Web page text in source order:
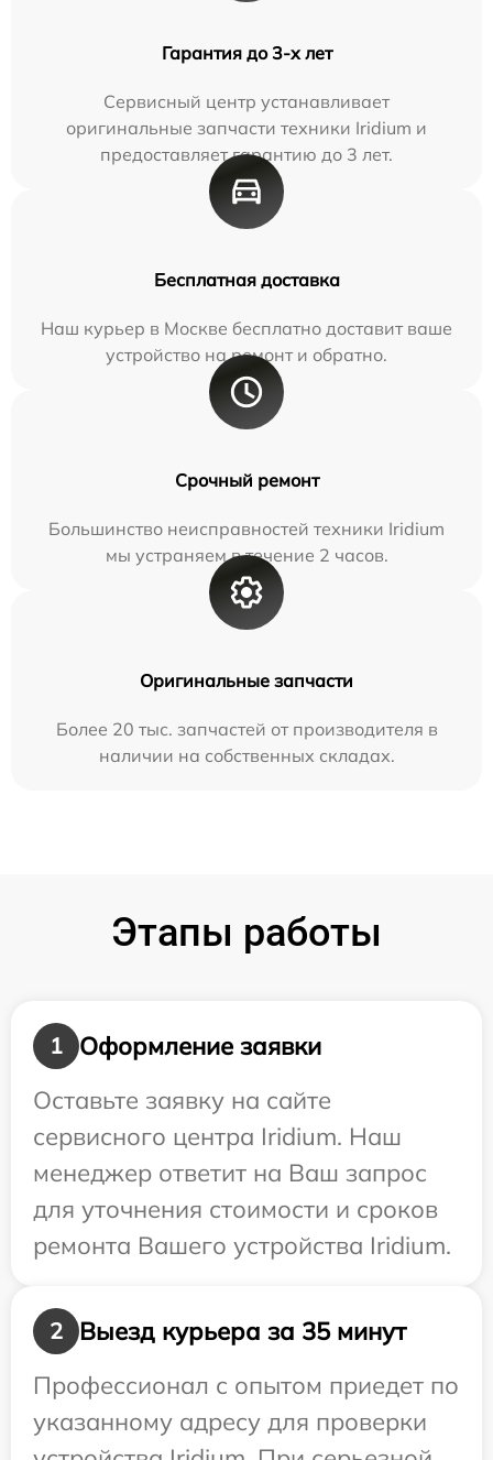
Гарантия до 3-х лет
Сервисный центр устанавливает
оригинальные запчасти техники Iridium и
предоставляет гарантию до 3 лет.
Бесплатная доставка
Наш курьер в Москве бесплатно доставит ваше
устройство на ремонт и обратно.
Срочный ремонт
Большинство неисправностей техники Iridium
мы устраняем в течение 2 часов.
Оригинальные запчасти
Более 20 тыс. запчастей от производителя в
наличии на собственных складах.
Этапы работы
1
Оформление заявки
Оставьте заявку на сайте
сервисного центра Iridium. Наш
менеджер ответит на Ваш запрос
для уточнения стоимости и сроков
ремонта Вашего устройства Iridium.
2
Выезд курьера за 35 минут
Профессионал с опытом приедет по
указанному адресу для проверки